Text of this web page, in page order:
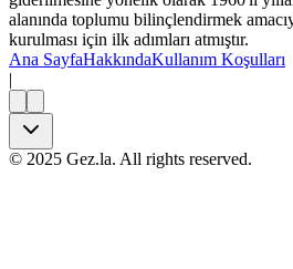
alanında toplumu bilinçlendirmek
kurulması için ilk adımları atmıştır.
Ana SayfaHakkındaKullanım Koşulları
|
© 2025 Gez.la. All rights reserved.